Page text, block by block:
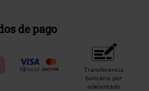
de pago
Transferencia
bancaria por
adelantado